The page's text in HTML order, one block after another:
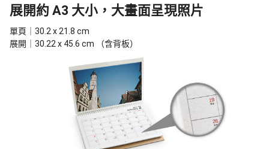
展開約 A3 大小，大畫面呈現照片
單頁｜30.2 x 21.8 cm
展開｜30.22 x 45.6 cm （含背板）